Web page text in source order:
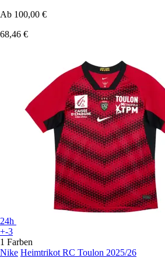
Ab 100,00 €
68,46 €
24h
+-3
1 Farben
Nike Heimtrikot RC Toulon 2025/26